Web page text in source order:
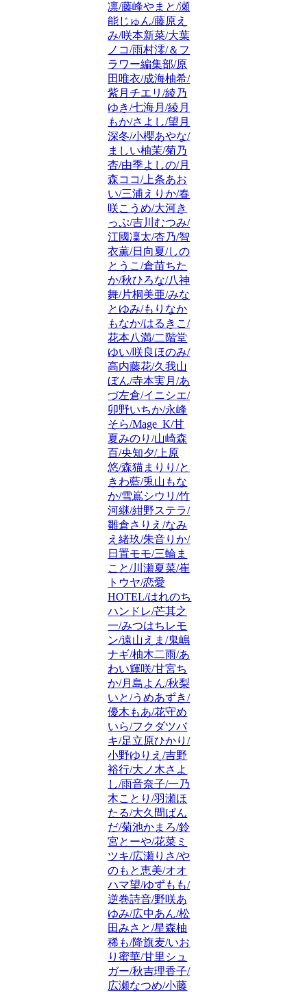
凛/藤峰やまと/瀬
能じゅん/藤原え
み/咲本新菜/大葉
ノコ/雨村澪/＆フ
ラワー編集部/原
田唯衣/成海柚希/
紫月チエリ/綾乃
ゆき/七海月/綾月
もか/さよし/望月
深冬/小櫻あやな/
ましい柚茉/菊乃
杏/由季よしの/月
森ココ/上条あお
い/三浦えりか/春
咲こうめ/大河き
っぷ/吉川むつみ/
江國凜太/杏乃/智
衣薫/日向夏/しの
とうこ/倉苗ちた
か/秋ひろな/八神
舞/片桐美亜/みな
とゆみ/もりなか
もなか/はるきこ/
花本八満/二階堂
ゆい/咲良ほのみ/
高内藤花/久我山
ぼん/寺本実月/あ
づ左倉/イニシエ/
卯野いちか/永峰
そら/Mage_K/甘
夏みのり/山崎森
百/央知夕/上原
悠/森猫まりり/と
きわ藍/兎山もな
か/雪嶌シウリ/竹
河継/紺野ステラ/
雛倉さりえ/なみ
え緒玖/朱音りか/
日置モモ/三輪ま
こと/川瀬夏菜/崔
トウヤ/恋愛
HOTEL/はれのち
ハンドレ/芒其之
一/みつはちレモ
ン/遠山えま/鬼嶋
ナギ/柚木二雨/あ
わい輝咲/甘宮ち
か/月島よん/秋梨
いと/うめあずき/
優木もあ/花守め
いら/フクダツバ
キ/足立原ひかり/
小野ゆりえ/吉野
裕行/大ノ木さよ
し/雨音奈子/一乃
木ことり/羽瀬ほ
たる/大久間ぱん
だ/菊池かまろ/鈴
宮とーや/花菜ミ
ツキ/広瀬りさ/や
のもと恵美/オオ
ハマ望/ゆずもも/
逆巻詩音/野咲あ
ゆみ/広中あん/松
田みさと/星森柚
稀も/降旗麦/いお
り蜜華/甘里シュ
ガー/秋吉理香子/
広瀬なつめ/小藤